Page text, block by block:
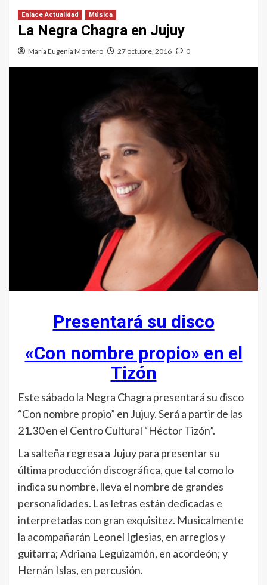
Enlace Actualidad Música
La Negra Chagra en Jujuy
Maria Eugenia Montero 27 octubre, 2016 0
Presentará su disco
«Con nombre propio» en el
Tizón
Este sábado la Negra Chagra presentará su disco
“Con nombre propio” en Jujuy. Será a partir de las
21.30 en el Centro Cultural “Héctor Tizón”.
La salteña regresa a Jujuy para presentar su
última producción discográfica, que tal como lo
indica su nombre, lleva el nombre de grandes
personalidades. Las letras están dedicadas e
interpretadas con gran exquisitez. Musicalmente
la acompañarán Leonel Iglesias, en arreglos y
guitarra; Adriana Leguizamón, en acordeón; y
Hernán Islas, en percusión.